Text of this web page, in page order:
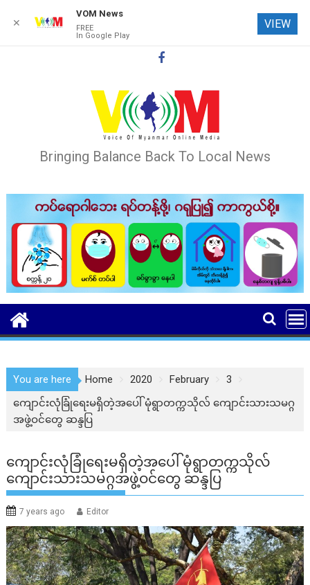
Bringing Balance Back To Local News
You are here Home 2020 February
3
ကျောင်းလုံခြုံရေးမရှိတဲ့အပေါ် မုံရွာတက္ကသိုလ် ကျောင်းသားသမဂ္ဂ
အဖွဲ့ဝင်တွေ ဆန္ဒပြ
ကျောင်းလုံခြုံရေးမရှိတဲ့အပေါ် မုံရွာတက္ကသိုလ်
ကျောင်းသားသမဂ္ဂအဖွဲ့ဝင်တွေ ဆန္ဒပြ
7 years ago Editor
✕
VOM News
FREE
In Google Play
VIEW